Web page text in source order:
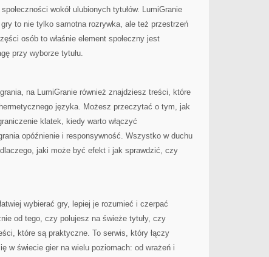
wokół ulubionych tytułów. LumiGranie
to nie tylko samotna rozrywka, ale też przestrzeń
osób to właśnie element społeczny jest
przy wyborze tytułu.
na LumiGranie również znajdziesz treści, które
języka. Możesz przeczytać o tym, jak
klatek, kiedy warto włączyć
opóźnienie i responsywność. Wszystko w duchu
jaki może być efekt i jak sprawdzić, czy
wybierać gry, lepiej je rozumieć i czerpać
od tego, czy polujesz na świeże tytuły, czy
które są praktyczne. To serwis, który łączy
w świecie gier na wielu poziomach: od wrażeń i